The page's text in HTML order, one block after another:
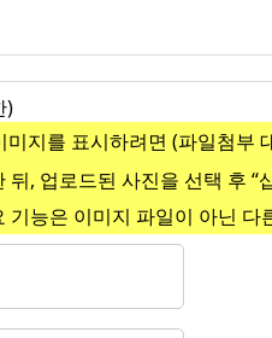
)
지를 표시하려면 (파일첨부
뒤, 업로드된 사진을 선택 후 “
기능은 이미지 파일이 아닌